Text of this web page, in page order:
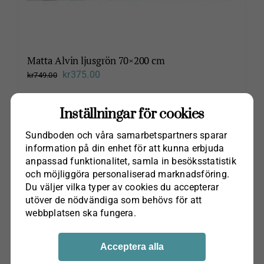
Matta Alvin ljusgrön 70×200 cm
kr749.00
Det
priset
var:
kr749.00.
kr375.00
priset
är:
kr375.00.
Rea!
Inställningar för cookies
Sundboden och våra samarbets­partners sparar
information på din enhet för att kunna erbjuda
anpassad funktionalitet, samla in besöks­statistik
och möjliggöra personaliserad marknads­föring.
Du väljer vilka typer av cookies du accepterar
utöver de nödvändiga som behövs för att
webbplatsen ska fungera.
Acceptera alla